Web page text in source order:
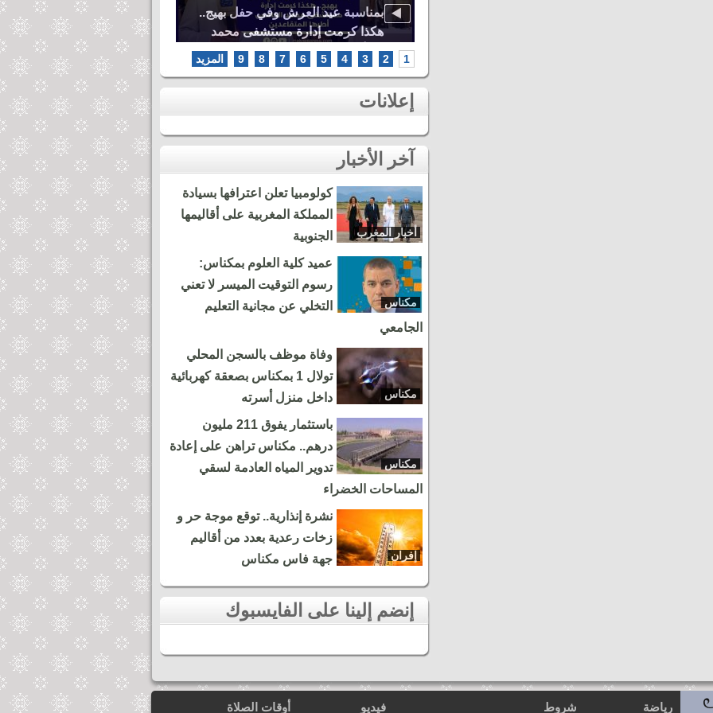
بمناسبة عيد العرش وفي حفل بهيج..
هكذا كرمت إدارة مستشفى محمد
الخامس أطرها المتقاعدين
1
2
3
4
5
6
7
8
9 المزيد
أخبار المغرب
كولومبيا تعلن اعترافها بسيادة
المملكة المغربية على أقاليمها
الجنوبية
مكناس
عميد كلية العلوم بمكناس:
رسوم التوقيت الميسر لا تعني
التخلي عن مجانية التعليم
الجامعي
مكناس
وفاة موظف بالسجن المحلي
تولال 1 بمكناس بصعقة كهربائية
داخل منزل أسرته
مكناس
باستثمار يفوق 211 مليون
درهم.. مكناس تراهن على إعادة
تدوير المياه العادمة لسقي
المساحات الخضراء
إفران
نشرة إنذارية.. توقع موجة حر و
زخات رعدية بعدد من أقاليم
جهة فاس مكناس
رياضة شروط فيديو أوقات الصلاة